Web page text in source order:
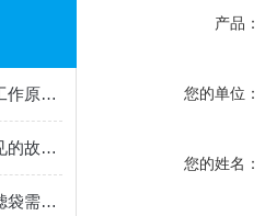
振打除尘器在焊接车间的工作原理是怎样的
木门厂镀锌木工除尘器常见的故障有哪些
木门厂镀锌木工除尘器的滤袋需要定期更换吗
产品：
您的单位：
您的姓名：